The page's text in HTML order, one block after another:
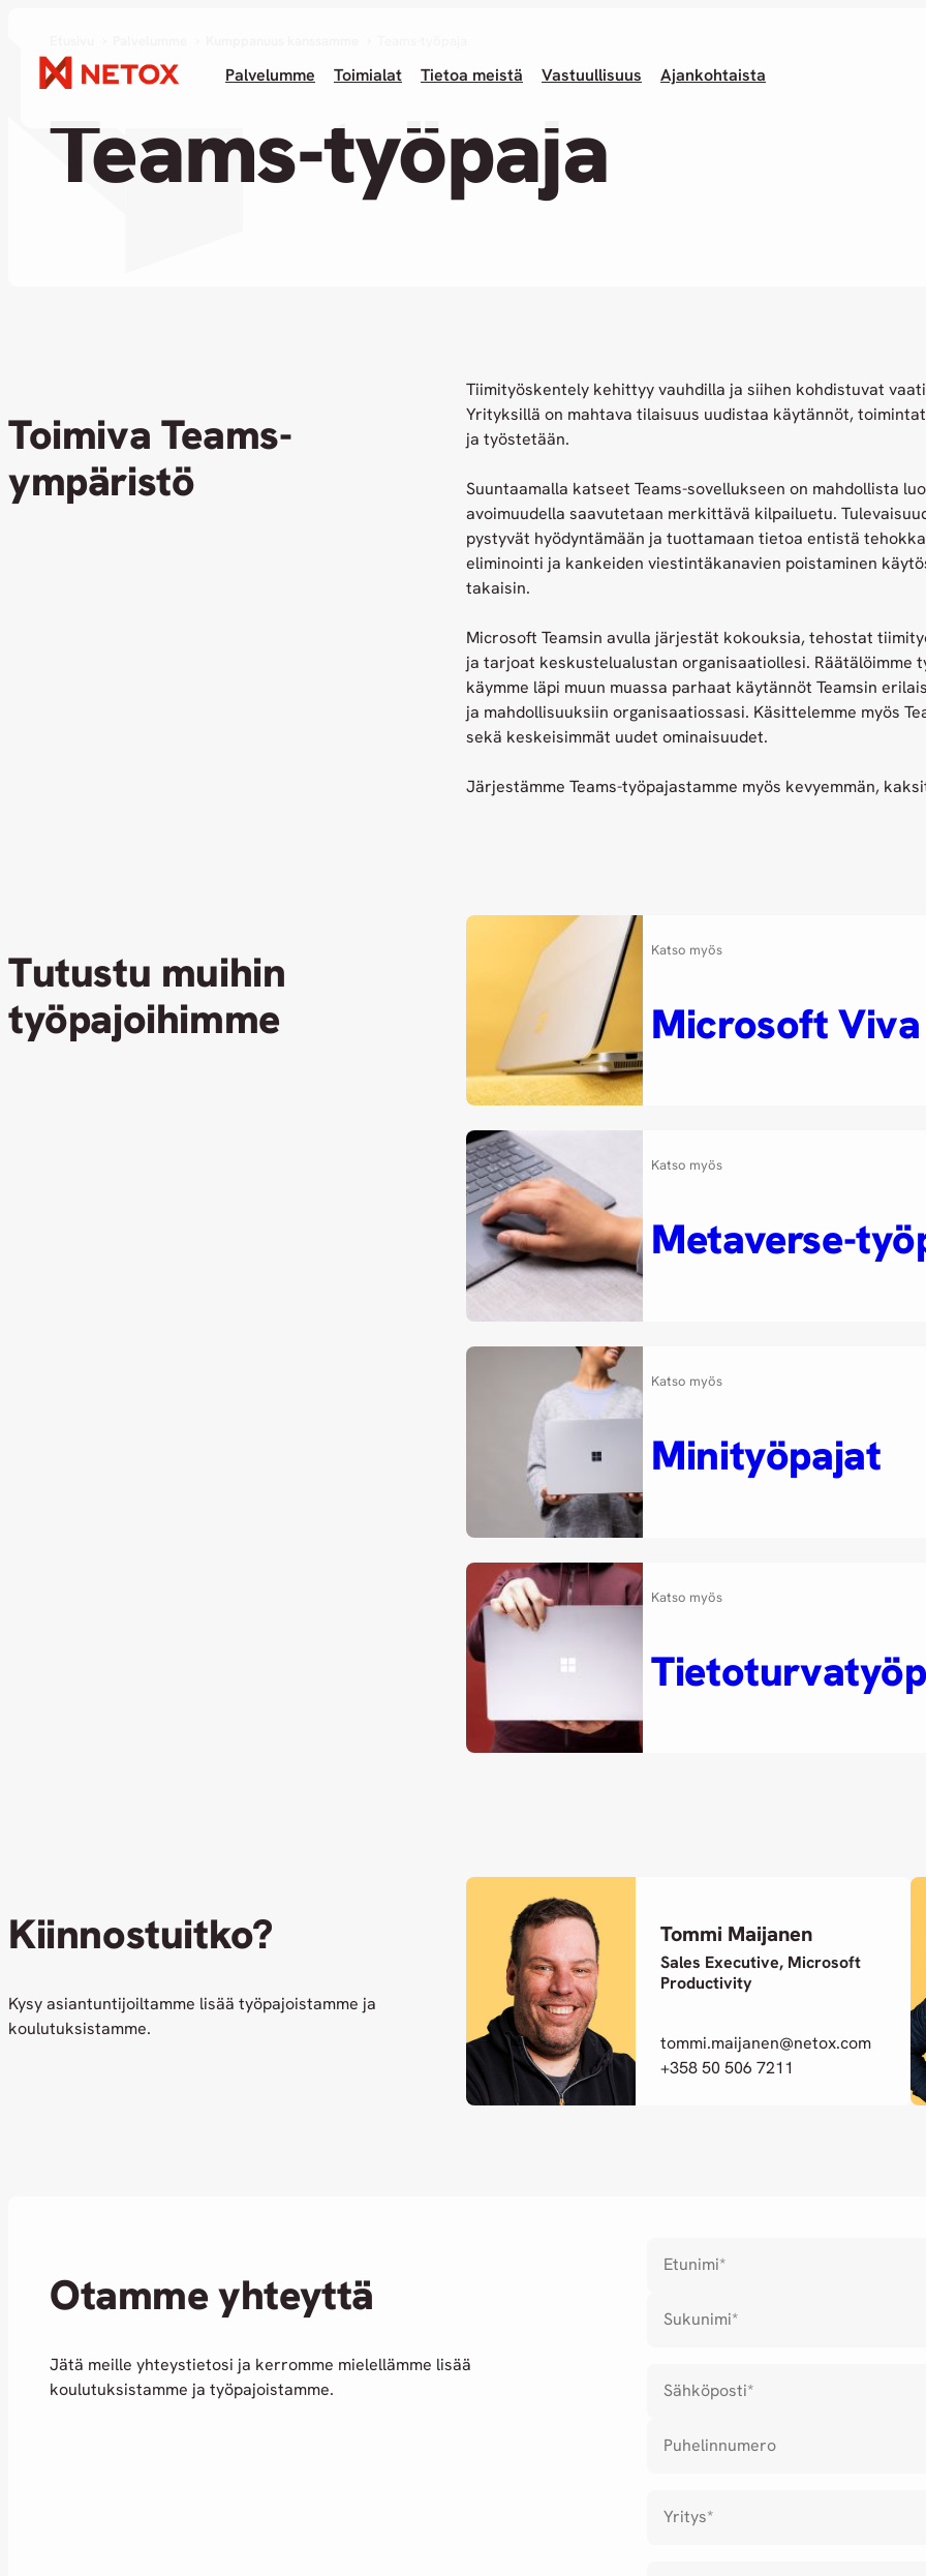
Palvelumme Toimialat Tietoa meistä Vastuullisuus Ajankohtaista
Teams-työpaja
Toimiva Teams-
ympäristö
Tiimityöskentely kehittyy vauhdilla ja siihen kohdistuvat
Yrityksillä on mahtava tilaisuus uudistaa käytännöt,
ja työstetään.
Suuntaamalla katseet Teams-sovellukseen on mahdollista
avoimuudella saavutetaan merkittävä kilpailuetu.
pystyvät hyödyntämään ja tuottamaan tietoa entistä
eliminointi ja kankeiden viestintäkanavien poistaminen
takaisin.
Microsoft Teamsin avulla järjestät kokouksia, tehostat
ja tarjoat keskustelualustan organisaatiollesi. Räätälöimme
käymme läpi muun muassa parhaat käytännöt Teamsin
ja mahdollisuuksiin organisaatiossasi. Käsittelemme myös
sekä keskeisimmät uudet ominaisuudet.
Järjestämme Teams-työpajastamme myös kevyemmän,
Tutustu muihin
työpajoihimme
Katso myös
Microsoft
Katso myös
Metaverse-
Katso myös
Minityöpajat
Katso myös
Kiinnostuitko?
Kysy asiantuntijoiltamme lisää työpajoistamme ja
koulutuksistamme.
Tommi Maijanen
Sales Executive, Microsoft
Productivity
tommi.maijanen@netox.com
+358 50 506 7211
Otamme yhteyttä
Jätä meille yhteystietosi ja kerromme mielellämme lisää
koulutuksistamme ja työpajoistamme.
Etunimi*
Sukunimi*
Sähköposti*
Puhelinnumero
Yritys*